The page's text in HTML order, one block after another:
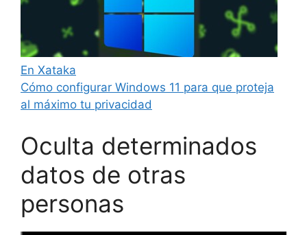
En Xataka
Cómo configurar Windows 11 para que proteja
al máximo tu privacidad
Oculta determinados
datos de otras
personas